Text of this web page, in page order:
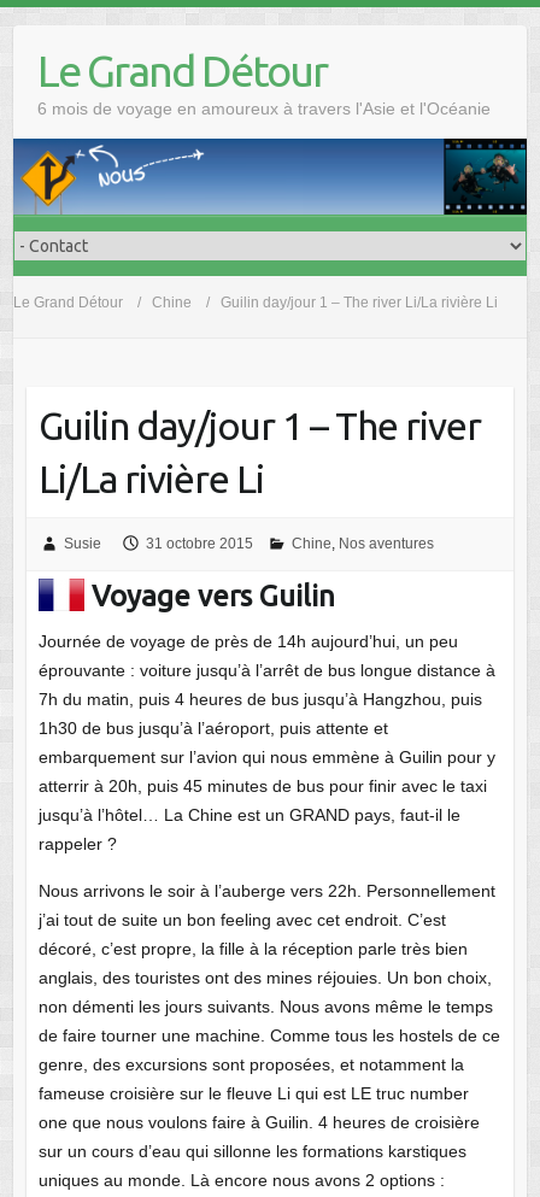
Le Grand Détour
6 mois de voyage en amoureux à travers l'Asie et l'Océanie
Le Grand Détour Chine Guilin day/jour 1 – The river Li/La rivière Li
Guilin day/jour 1 – The river
Li/La rivière Li
Susie 31 octobre 2015 Chine Nos aventures
Voyage vers Guilin
Journée de voyage de près de 14h aujourd’hui, un peu
éprouvante : voiture jusqu’à l’arrêt de bus longue distance à
7h du matin, puis 4 heures de bus jusqu’à Hangzhou, puis
1h30 de bus jusqu’à l’aéroport, puis attente et
embarquement sur l’avion qui nous emmène à Guilin pour y
atterrir à 20h, puis 45 minutes de bus pour finir avec le taxi
jusqu’à l’hôtel… La Chine est un GRAND pays, faut-il le
rappeler ?
Nous arrivons le soir à l’auberge vers 22h. Personnellement
j’ai tout de suite un bon feeling avec cet endroit. C’est
décoré, c’est propre, la fille à la réception parle très bien
anglais, des touristes ont des mines réjouies. Un bon choix,
non démenti les jours suivants. Nous avons même le temps
de faire tourner une machine. Comme tous les hostels de ce
genre, des excursions sont proposées, et notamment la
fameuse croisière sur le fleuve Li qui est LE truc number
one que nous voulons faire à Guilin. 4 heures de croisière
sur un cours d’eau qui sillonne les formations karstiques
uniques au monde. Là encore nous avons 2 options :